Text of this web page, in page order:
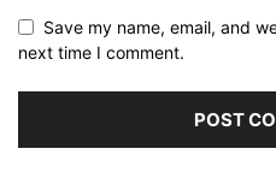
Save my name, email, and
next time I comment.